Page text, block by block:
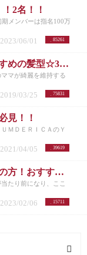
2名！！
メンバーは指名100万
85261
2023/06/01
授乳期のママにもおすすめの髪型☆30代女性を若く見せるスタイル特集☆
マが綺麗を維持する
75831
2019/03/25
見！！
ＭＤＥＲＩＣＡのＹ
39619
2021/04/05
メンズ美容室をお探しの方！おすすめメニューまとめ
たり前になり、ここ
15711
2023/02/06